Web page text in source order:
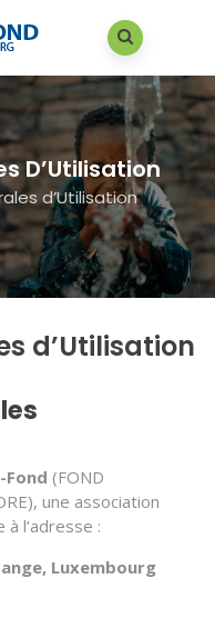
D’Utilisation
d’Utilisation
d’Utilisation
Fond (FOND
une association
l’adresse :
Luxembourg